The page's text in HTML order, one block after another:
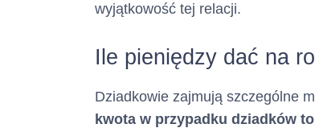
wyjątkowość tej relacji.
Ile pieniędzy dać na
Dziadkowie zajmują szczególne
kwota w przypadku dziadków to